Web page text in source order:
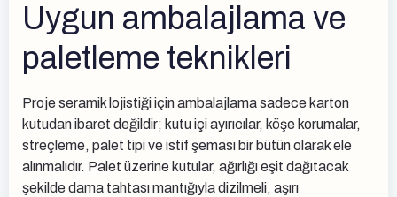
Uygun ambalajlama ve
paletleme teknikleri
Proje seramik lojistiği için ambalajlama sadece karton
kutudan ibaret değildir; kutu içi ayırıcılar, köşe korumalar,
streçleme, palet tipi ve istif şeması bir bütün olarak ele
alınmalıdır. Palet üzerine kutular, ağırlığı eşit dağıtacak
şekilde dama tahtası mantığıyla dizilmeli, aşırı